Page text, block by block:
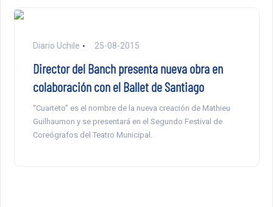
Diario Uchile 25-08-2015
Director del Banch presenta nueva obra en
colaboración con el Ballet de Santiago
“Cuarteto” es el nombre de la nueva creación de Mathieu
Guilhaumon y se presentará en el Segundo Festival de
Coreógrafos del Teatro Municipal.